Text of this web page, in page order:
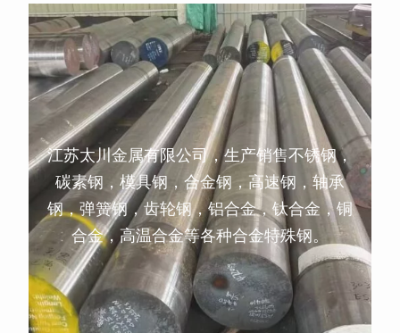
江苏太川金属有限公司，生产销售不锈钢，
碳素钢，模具钢，合金钢，高速钢，轴承
钢，弹簧钢，齿轮钢，铝合金，钛合金，铜
合金，高温合金等各种合金特殊钢。